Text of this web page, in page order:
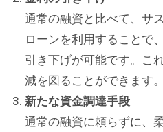
通常の融資と比べて、サ
ローンを利用することで
引き下げが可能です。こ
減を図ることができます。
新たな資金調達手段
通常の融資に頼らずに、